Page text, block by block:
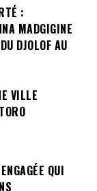
:
MADGIGINE
DJOLOF AU
VILLE
QUI